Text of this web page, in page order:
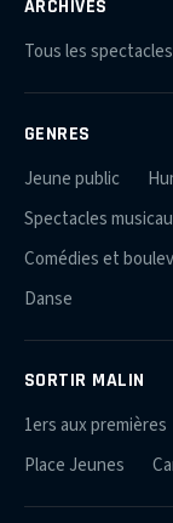
ARCHIVES
Tous les spectacles
GENRES
Jeune public
Spectacles
Comédies et
Danse
SORTIR MALIN
1ers aux premières
Place Jeunes